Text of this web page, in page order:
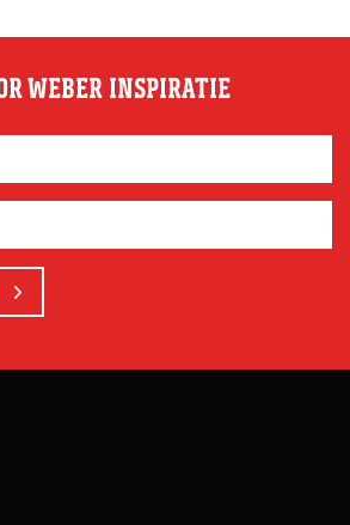
WEBER INSPIRATIE